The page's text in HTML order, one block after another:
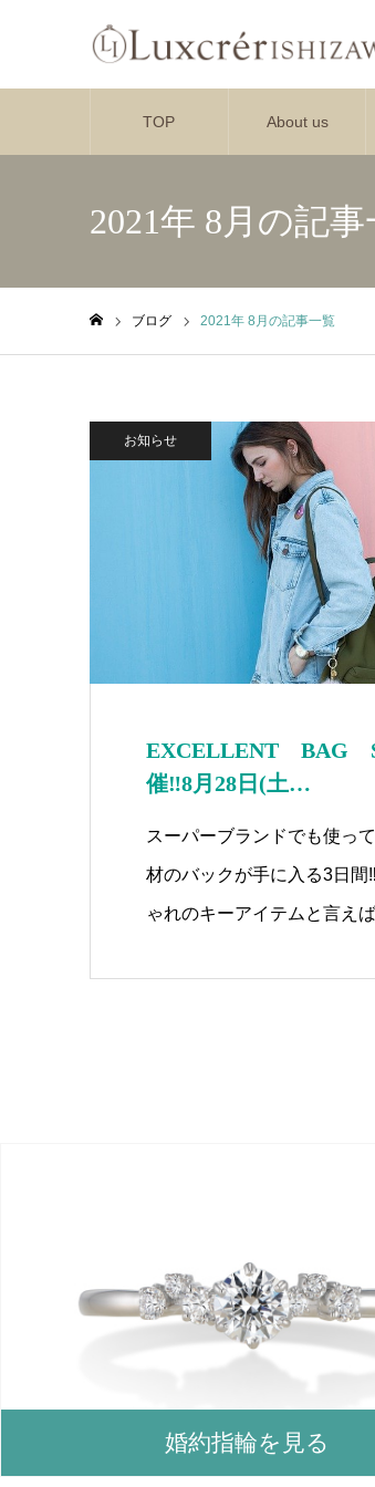
TOP About us
2021年 8月の記事
ブログ 2021年 8月の記事一覧
お知らせ
EXCELLENT BAG
催‼8月28日(土…
スーパーブランドでも使っ
材のバックが手に入る3日間
ゃれのキーアイテムと言え
婚約指輪を見る